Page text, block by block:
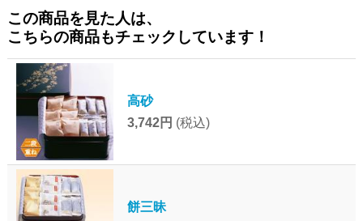
この商品を見た人は、
こちらの商品もチェックしています！
高砂
3,742円 (税込)
餅三昧